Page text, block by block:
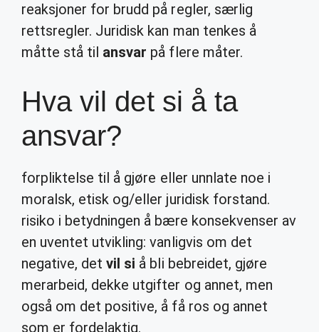
reaksjoner for brudd på regler, særlig
rettsregler. Juridisk kan man tenkes å
måtte stå til ansvar på flere måter.
Hva vil det si å ta
ansvar?
forpliktelse til å gjøre eller unnlate noe i
moralsk, etisk og/eller juridisk forstand.
risiko i betydningen å bære konsekvenser av
en uventet utvikling: vanligvis om det
negative, detvil si å bli bebreidet, gjøre
merarbeid, dekke utgifter og annet, men
også om det positive, å få ros og annet
som er fordelaktig.